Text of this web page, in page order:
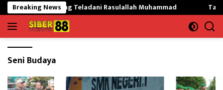
Langsung
ke
konten
Breaking NewsTeladani Rasulallah Muhammad Tak Mau
Seni Budaya